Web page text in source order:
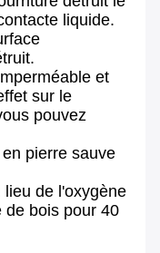
liquide.
et
sur le
pouvez
pierre sauve
de l'oxygène
de bois pour 40